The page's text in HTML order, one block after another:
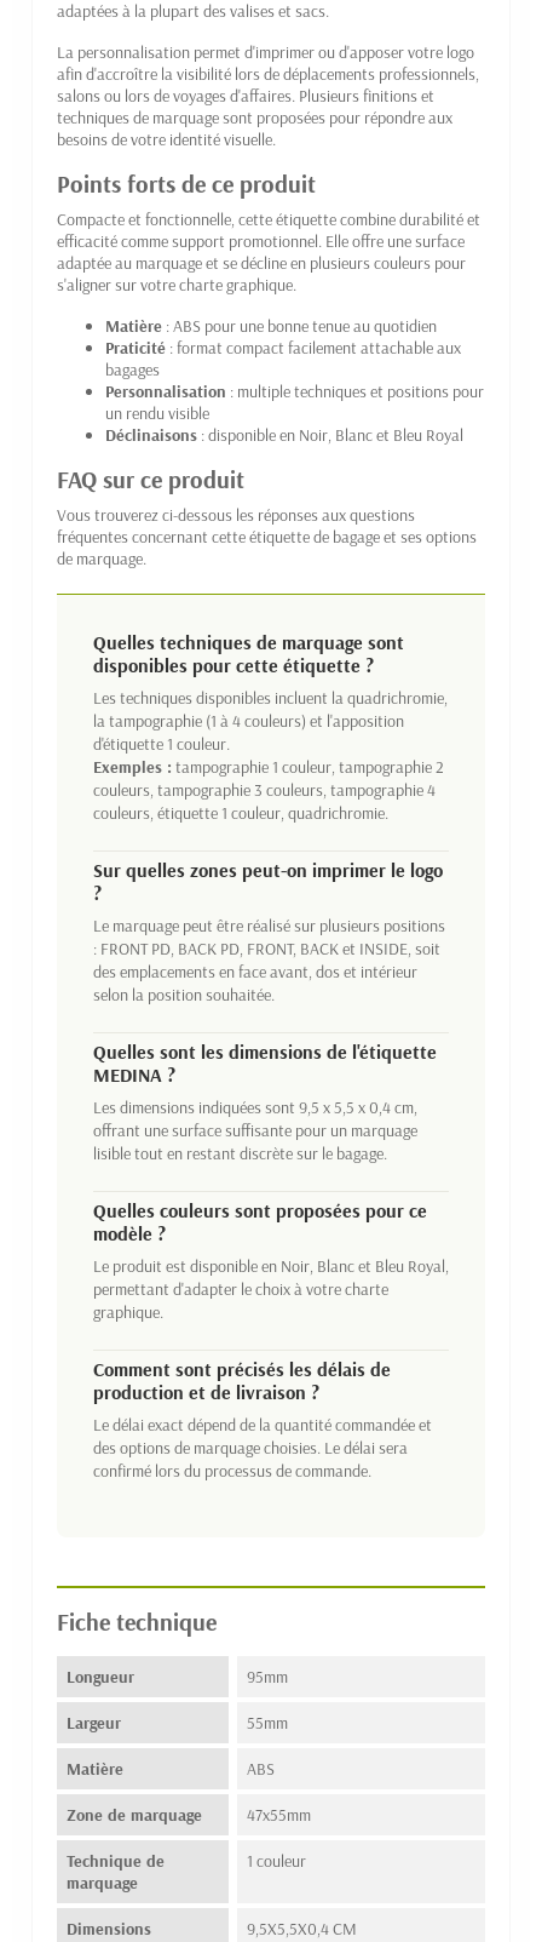
adaptées à la plupart des valises et sacs.
La personnalisation permet d'imprimer ou d'apposer votre logo
afin d'accroître la visibilité lors de déplacements professionnels,
salons ou lors de voyages d'affaires. Plusieurs finitions et
techniques de marquage sont proposées pour répondre aux
besoins de votre identité visuelle.
Points forts de ce produit
Compacte et fonctionnelle, cette étiquette combine durabilité et
efficacité comme support promotionnel. Elle offre une surface
adaptée au marquage et se décline en plusieurs couleurs pour
s'aligner sur votre charte graphique.
Matière : ABS pour une bonne tenue au quotidien
Praticité : format compact facilement attachable aux
bagages
Personnalisation : multiple techniques et positions pour
un rendu visible
Déclinaisons : disponible en Noir, Blanc et Bleu Royal
FAQ sur ce produit
Vous trouverez ci-dessous les réponses aux questions
fréquentes concernant cette étiquette de bagage et ses options
de marquage.
Quelles techniques de marquage sont
disponibles pour cette étiquette ?
Les techniques disponibles incluent la quadrichromie,
la tampographie (1 à 4 couleurs) et l'apposition
d'étiquette 1 couleur.
Exemples : tampographie 1 couleur, tampographie 2
couleurs, tampographie 3 couleurs, tampographie 4
couleurs, étiquette 1 couleur, quadrichromie.
Sur quelles zones peut-on imprimer le logo
?
Le marquage peut être réalisé sur plusieurs positions
: FRONT PD, BACK PD, FRONT, BACK et INSIDE, soit
des emplacements en face avant, dos et intérieur
selon la position souhaitée.
Quelles sont les dimensions de l'étiquette
MEDINA ?
Les dimensions indiquées sont 9,5 x 5,5 x 0,4 cm,
offrant une surface suffisante pour un marquage
lisible tout en restant discrète sur le bagage.
Quelles couleurs sont proposées pour ce
modèle ?
Le produit est disponible en Noir, Blanc et Bleu Royal,
permettant d'adapter le choix à votre charte
graphique.
Comment sont précisés les délais de
production et de livraison ?
Le délai exact dépend de la quantité commandée et
des options de marquage choisies. Le délai sera
confirmé lors du processus de commande.
Fiche technique
Longueur 95mm
Largeur 55mm
Matière ABS
Zone de marquage 47x55mm
Technique de
marquage
1 couleur
Dimensions 9,5X5,5X0,4 CM